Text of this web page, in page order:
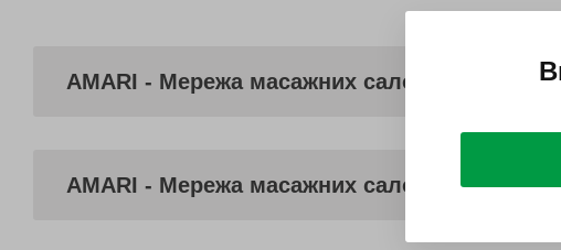
AMARI - Мережа масажних салонів (ст. м.
AMARI - Мережа масажних салонів (ст. м.